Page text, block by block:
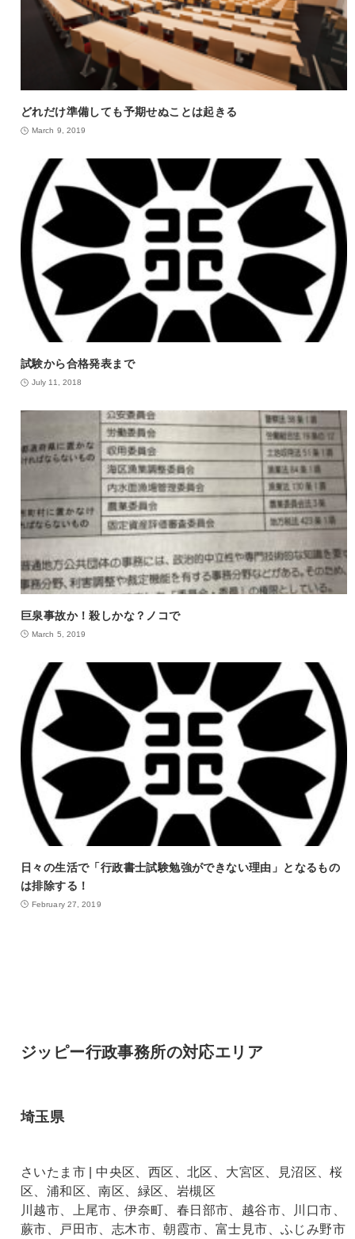
どれだけ準備しても予期せぬことは起きる
March 9, 2019
試験から合格発表まで
July 11, 2018
巨泉事故か！殺しかな？ノコで
March 5, 2019
日々の生活で「行政書士試験勉強ができない理由」となるもの
は排除する！
February 27, 2019
ジッピー行政事務所の対応エリア
埼玉県
さいたま市 | 中央区、西区、北区、大宮区、見沼区、桜
区、浦和区、南区、緑区、岩槻区
川越市、上尾市、伊奈町、春日部市、越谷市、川口市、
蕨市、戸田市、志木市、朝霞市、富士見市、ふじみ野市